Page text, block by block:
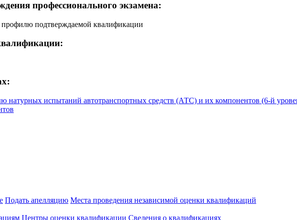
профессионального экзамена:
подтверждаемой квалификации
натурных испытаний автотранспортных средств (АТС) и их компонентов (6-й
Подать апелляцию Места проведения независимой оценки квалификаций
Центры оценки квалификации Сведения о квалификациях